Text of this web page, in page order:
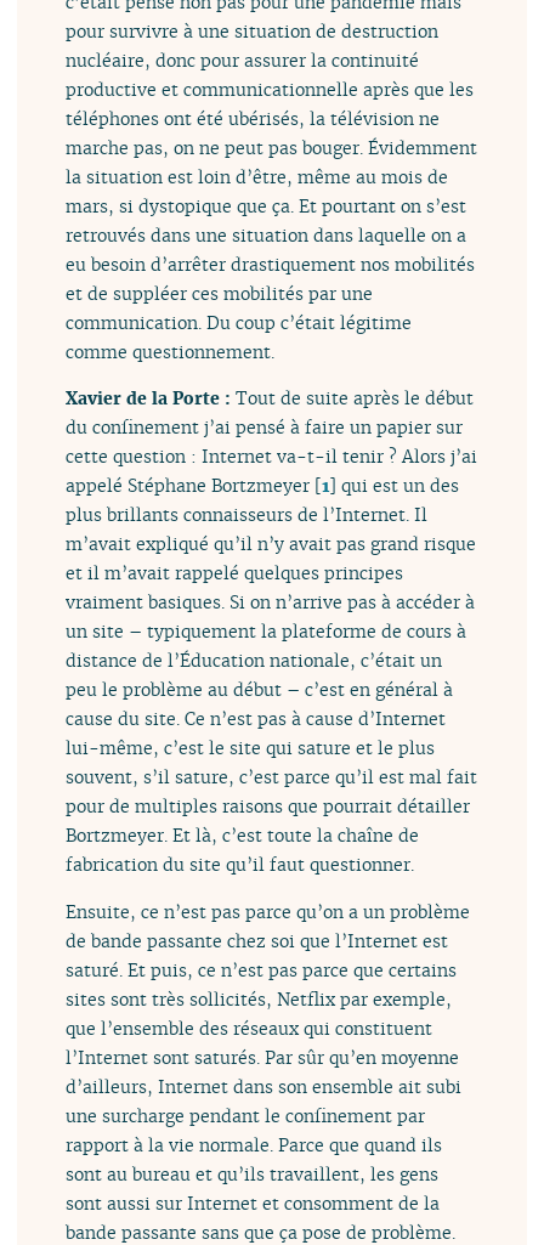
pour survivre à une situation de destruction
nucléaire, donc pour assurer la continuité
productive et communicationnelle après que les
téléphones ont été ubérisés, la télévision ne
marche pas, on ne peut pas bouger. Évidemment
la situation est loin d’être, même au mois de
mars, si dystopique que ça. Et pourtant on s’est
retrouvés dans une situation dans laquelle on a
eu besoin d’arrêter drastiquement nos mobilités
et de suppléer ces mobilités par une
communication. Du coup c’était légitime
comme questionnement.
Xavier de la Porte :Tout de suite après le début
du confinement j’ai pensé à faire un papier sur
cette question : Internet va-t-il tenir ? Alors j’ai
appelé Stéphane Bortzmeyer [1] qui est un des
plus brillants connaisseurs de l’Internet. Il
m’avait expliqué qu’il n’y avait pas grand risque
et il m’avait rappelé quelques principes
vraiment basiques. Si on n’arrive pas à accéder à
un site – typiquement la plateforme de cours à
distance de l’Éducation nationale, c’était un
peu le problème au début – c’est en général à
cause du site. Ce n’est pas à cause d’Internet
lui-même, c’est le site qui sature et le plus
souvent, s’il sature, c’est parce qu’il est mal fait
pour de multiples raisons que pourrait détailler
Bortzmeyer. Et là, c’est toute la chaîne de
fabrication du site qu’il faut questionner.
Ensuite, ce n’est pas parce qu’on a un problème
de bande passante chez soi que l’Internet est
saturé. Et puis, ce n’est pas parce que certains
sites sont très sollicités, Netflix par exemple,
que l’ensemble des réseaux qui constituent
l’Internet sont saturés. Par sûr qu’en moyenne
d’ailleurs, Internet dans son ensemble ait subi
une surcharge pendant le confinement par
rapport à la vie normale. Parce que quand ils
sont au bureau et qu’ils travaillent, les gens
sont aussi sur Internet et consomment de la
bande passante sans que ça pose de problème.